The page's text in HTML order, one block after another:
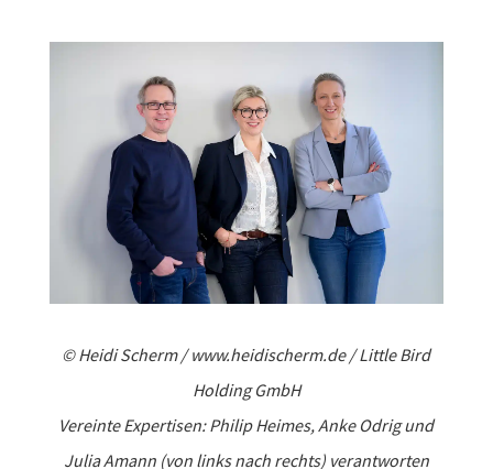
© Heidi Scherm /www.heidischerm.de/ Little Bird
Holding GmbH
Vereinte Expertisen: Philip Heimes, Anke Odrig und
Julia Amann (von links nach rechts) verant­worten